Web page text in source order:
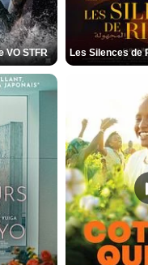
VO STFR